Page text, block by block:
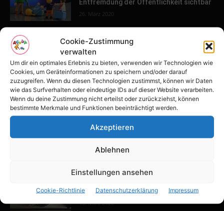
Cookie-Zustimmung
verwalten
Um dir ein optimales Erlebnis zu bieten, verwenden wir Technologien wie
Cookies, um Geräteinformationen zu speichern und/oder darauf
zuzugreifen. Wenn du diesen Technologien zustimmst, können wir Daten
wie das Surfverhalten oder eindeutige IDs auf dieser Website verarbeiten.
Wenn du deine Zustimmung nicht erteilst oder zurückziehst, können
bestimmte Merkmale und Funktionen beeinträchtigt werden.
Akzeptieren
Ablehnen
Einstellungen ansehen
Cookie-Richtlinie Datenschutzerklärung Impressum
Entfremdung der Öffentlichkeit sichtbar
26. März 2020
POPULAR POSTS
Tulpenfest läutet Frühling in Potsdam
ein
16. April 2026
Familien-Paradies an der Adria
31. März 2026
dein Zuhause
13. März 2026